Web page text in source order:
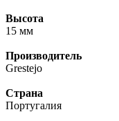
Высота
15 мм
Производитель
Grestejo
Страна
Португалия